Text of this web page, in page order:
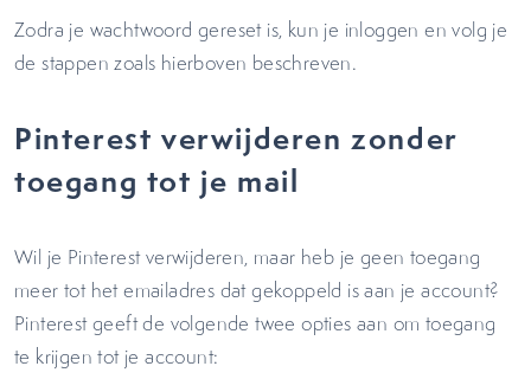
Zodra je wachtwoord gereset is, kun je inloggen en volg je
de stappen zoals hierboven beschreven.
Pinterest verwijderen zonder
toegang tot je mail
Wil je Pinterest verwijderen, maar heb je geen toegang
meer tot het emailadres dat gekoppeld is aan je account?
Pinterest geeft de volgende twee opties aan om toegang
te krijgen tot je account: